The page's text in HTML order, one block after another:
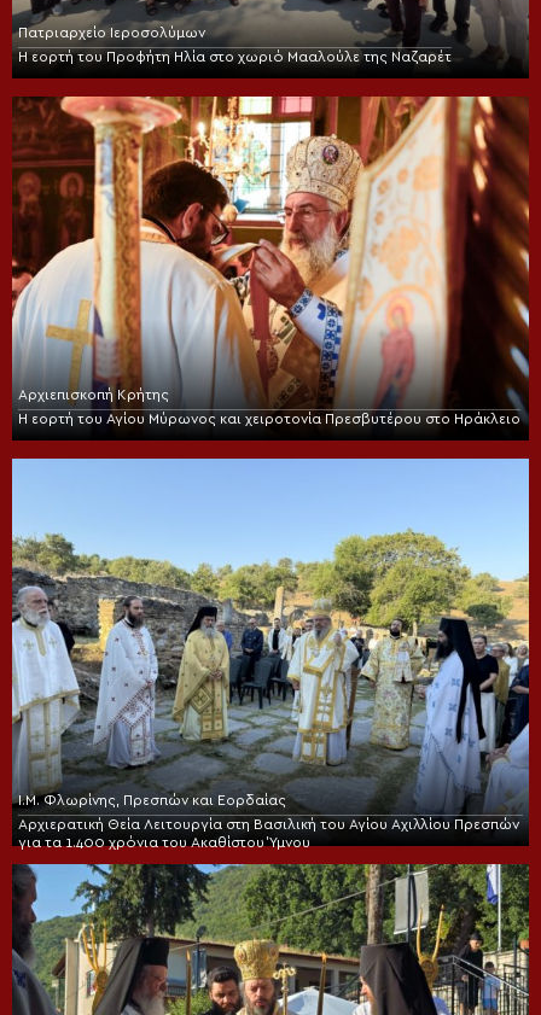
Πατριαρχείο Ιεροσολύμων
Η εορτή του Προφήτη Ηλία στο χωριό Μααλούλε της Ναζαρέτ
Αρχιεπισκοπή Κρήτης
Η εορτή του Αγίου Μύρωνος και χειροτονία Πρεσβυτέρου στο Ηράκλειο
Ι.Μ. Φλωρίνης, Πρεσπών και Εορδαίας
Αρχιερατική Θεία Λειτουργία στη Βασιλική του Αγίου Αχιλλίου Πρεσπών
για τα 1.400 χρόνια του Ακαθίστου Ύμνου